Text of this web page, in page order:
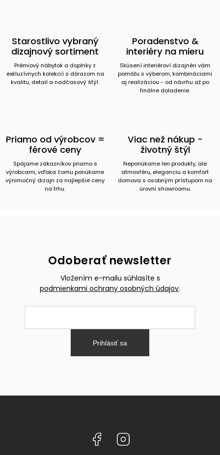
Starostlivo vybraný
dizajnový sortiment
Prémiový nábytok a doplnky z
exkluzívnych kolekcií s dôrazom na
kvalitu, detail a nadčasový štýl.
Poradenstvo &
interiéry na mieru
Skúsení interiéroví dizajnéri vám
pomôžu s výberom, kombináciami
aj realizáciou - od návrhu až po
finálne doladenie.
Priamo od výrobcov =
férové ceny
Spájame zákazníkov priamo s
výrobcami, vďaka čomu ponúkame
výnimočný dizajn za najlepšie ceny
na trhu.
Viac než nákup -
životný štýl
Neponúkame len produkty, ale
atmosféru, eleganciu a komfort
domova s osobným prístupom na
úrovni showroomu.
Odoberať newsletter
Vložením e-mailu súhlasíte s
podmienkami ochrany osobných údajov.
Prihlásiť sa
Facebook